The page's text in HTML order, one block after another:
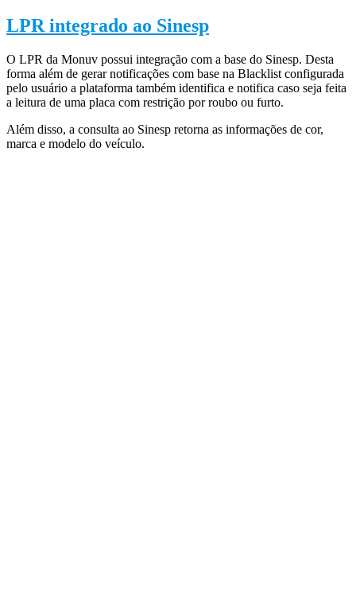
LPR integrado ao Sinesp
O LPR da Monuv possui integração com a base do Sinesp. Desta
forma além de gerar notificações com base na Blacklist configurada
pelo usuário a plataforma também identifica e notifica caso seja feita
a leitura de uma placa com restrição por roubo ou furto.
Além disso, a consulta ao Sinesp retorna as informações de cor,
marca e modelo do veículo.